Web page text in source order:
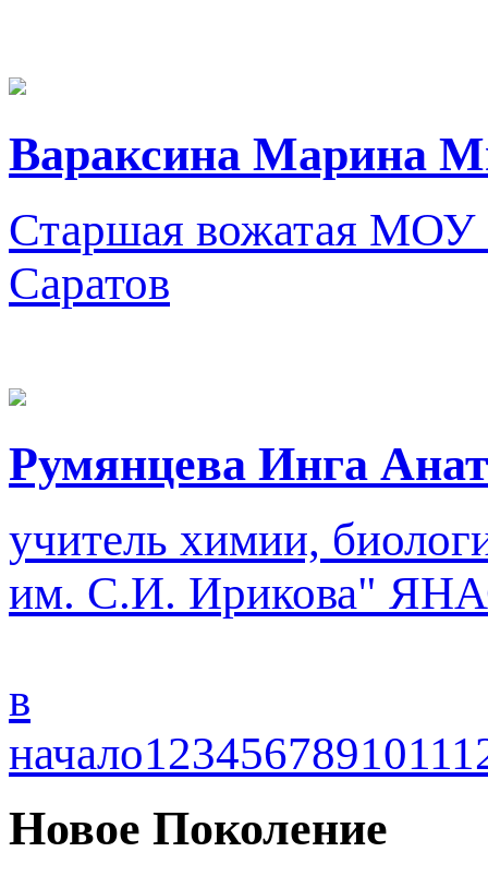
Вараксина Марина
Старшая вожатая МОУ
Саратов
Румянцева Инга
учитель химии,
им. С.И. Ирикова"
в
начало1234567891011
Новое Поколение